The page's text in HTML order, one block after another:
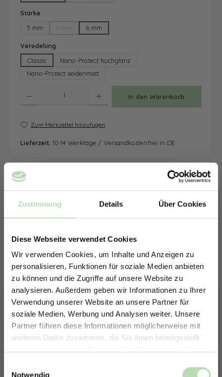
Zustimmung Details Über Cookies
Diese Webseite verwendet Cookies
Wir verwenden Cookies, um Inhalte und Anzeigen zu
personalisieren, Funktionen für soziale Medien anbieten
zu können und die Zugriffe auf unsere Website zu
analysieren. Außerdem geben wir Informationen zu Ihrer
Verwendung unserer Website an unsere Partner für
soziale Medien, Werbung und Analysen weiter. Unsere
Partner führen diese Informationen möglicherweise mit
weiteren Daten zusammen, die Sie ihnen bereitgestellt
Notwendig
Stärke
3 mm
(Diese Option ist zurzeit nicht verfügbar.)
6 mm
Veredelung
Classic
Nano-Protect hochglanz
Nano-Protect seidenmatt
In den Warenkorb
Zum Merkzettel hinzufügen
Lieferzeit: 10-14 Werktage / Versandkostenfrei in DE
Erstelle in nur 4 Schritten deine
ERHALTE 5% RABATT AUF
DEINE RÜCKWÄNDE